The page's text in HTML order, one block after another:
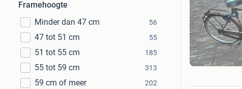
Framehoogte
Minder dan 47 cm
56
47 tot 51 cm 55
51 tot 55 cm 185
55 tot 59 cm 313
59 cm of meer 202